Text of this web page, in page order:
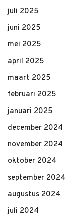
juli 2025
juni 2025
mei 2025
april 2025
maart 2025
februari 2025
januari 2025
december 2024
november 2024
oktober 2024
september 2024
augustus 2024
juli 2024